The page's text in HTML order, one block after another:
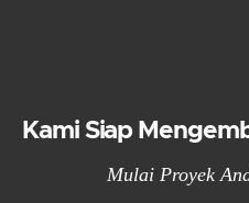
Kami Siap
Mulai Proyek